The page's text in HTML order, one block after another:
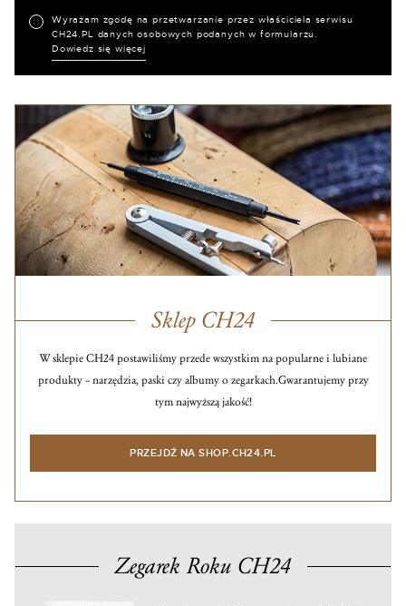
Wyrażam zgodę na przetwarzanie przez właściciela serwisu
CH24.PL danych osobowych podanych w formularzu.
Dowiedz się więcej
Sklep CH24
W sklepie CH24 postawiliśmy przede wszystkim na popularne i lubiane
produkty – narzędzia, paski czy albumy o zegarkach.Gwarantujemy przy
tym najwyższą jakość!
PRZEJDŹ NA SHOP.CH24.PL
Zegarek Roku CH24